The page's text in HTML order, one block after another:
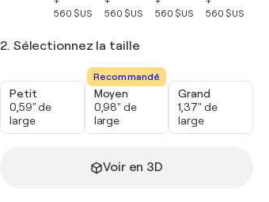
560 $US
560 $US
560 $US
560 $US
2. Sélectionnez la taille
Petit
0,59" de
large
Recommandé
Moyen
0,98" de
large
Grand
1,37" de
large
Voir en 3D